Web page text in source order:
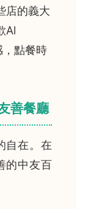
店的義大
Al
點餐時
善餐廳
自在。在
的中友百